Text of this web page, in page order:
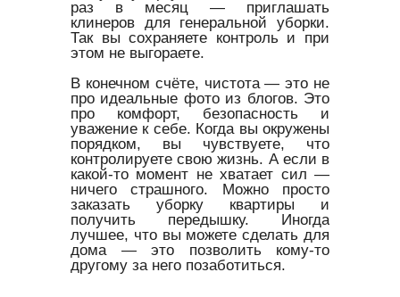
раз в месяц — приглашать
клинеров для генеральной уборки.
Так вы сохраняете контроль и при
этом не выгораете.
В конечном счёте, чистота — это не
про идеальные фото из блогов. Это
про комфорт, безопасность и
уважение к себе. Когда вы окружены
порядком, вы чувствуете, что
контролируете свою жизнь. А если в
какой-то момент не хватает сил —
ничего страшного. Можно просто
заказать уборку квартиры и
получить передышку. Иногда
лучшее, что вы можете сделать для
дома — это позволить кому-то
другому за него позаботиться.